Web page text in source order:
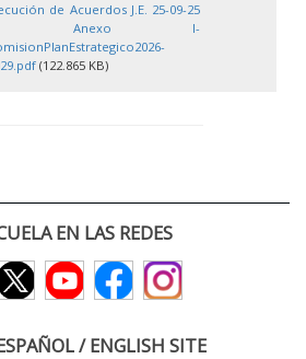
de Acuerdos J.E. 25-09-25
Anexo I-
(122.865 KB)
EN LAS REDES
/ ENGLISH SITE